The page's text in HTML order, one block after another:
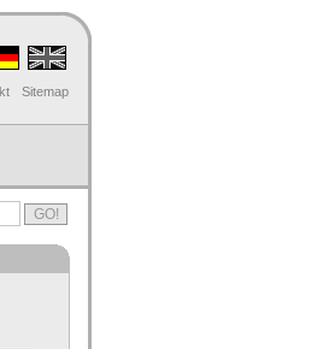
Sitemap